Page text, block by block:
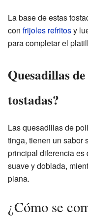
La base de estas
con frijoles refritosy
para completar el
Quesadillas
tostadas?
Las quesadillas de
tinga, tienen un sabor
principal diferencia
suave y doblada,
plana.
¿Cómo se